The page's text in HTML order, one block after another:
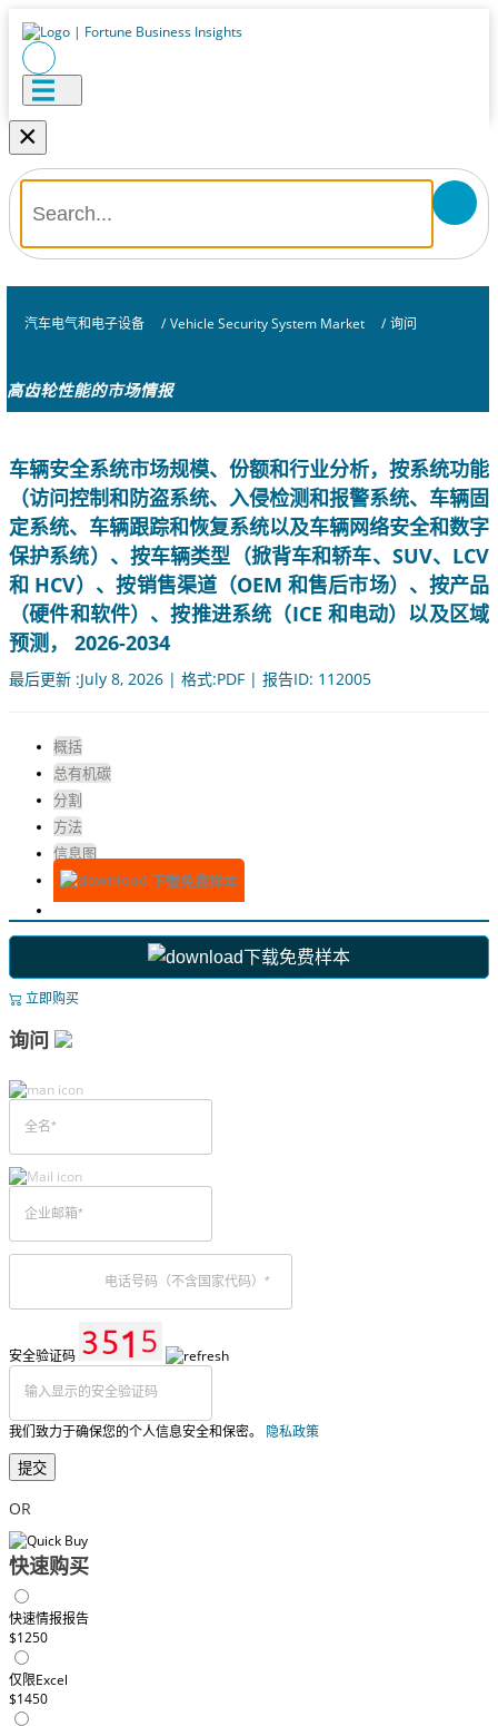
×
汽车电气和电子设备 / Vehicle Security System Market / 询问
高齿轮性能的市场情报
车辆安全系统市场规模、份额和行业分析，按系统功能
（访问控制和防盗系统、入侵检测和报警系统、车辆固
定系统、车辆跟踪和恢复系统以及车辆网络安全和数字
保护系统）、按车辆类型（掀背车和轿车、SUV、LCV
和 HCV）、按销售渠道（OEM 和售后市场）、按产品
（硬件和软件）、按推进系统（ICE 和电动）以及区域
预测， 2026-2034
最后更新 :July 8, 2026 | 格式:PDF | 报告ID: 112005
概括
总有机碳
分割
方法
信息图
下载免费样本
下载免费样本
立即购买
询问
安全验证码
我们致力于确保您的个人信息安全和保密。 隐私政策
提交
OR
快速购买
快速情报报告
$1250
仅限Excel
$1450